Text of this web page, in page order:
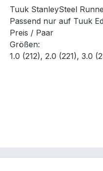
Tuuk StanleySteel
Passend nur auf Tuuk
Preis / Paar
Größen:
1.0 (212), 2.0 (221), 3.0